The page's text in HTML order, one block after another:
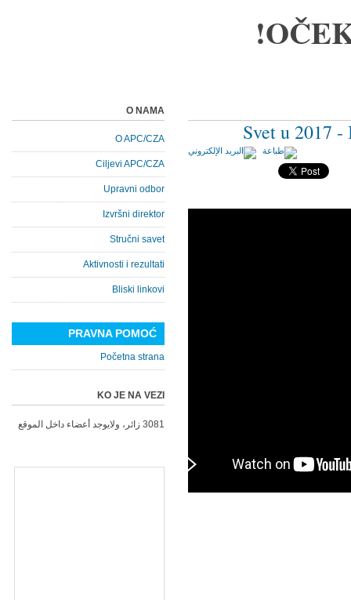
Svet u 2017
O NAMA
O APC/CZA
Ciljevi APC/CZA
Upravni odbor
Izvršni direktor
Stručni savet
Aktivnosti i rezultati
Bliski linkovi
PRAVNA POMOĆ
Početna strana
KO JE NA VEZI
3081 زائر، ولايوجد أعضاء داخل الموقع